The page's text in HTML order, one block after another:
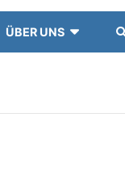
ÜBER UNS